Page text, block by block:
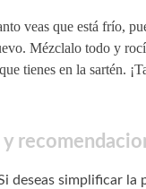
veas que está frío,
Mézclalo todo y
tienes en la sartén.
deseas simplificar la